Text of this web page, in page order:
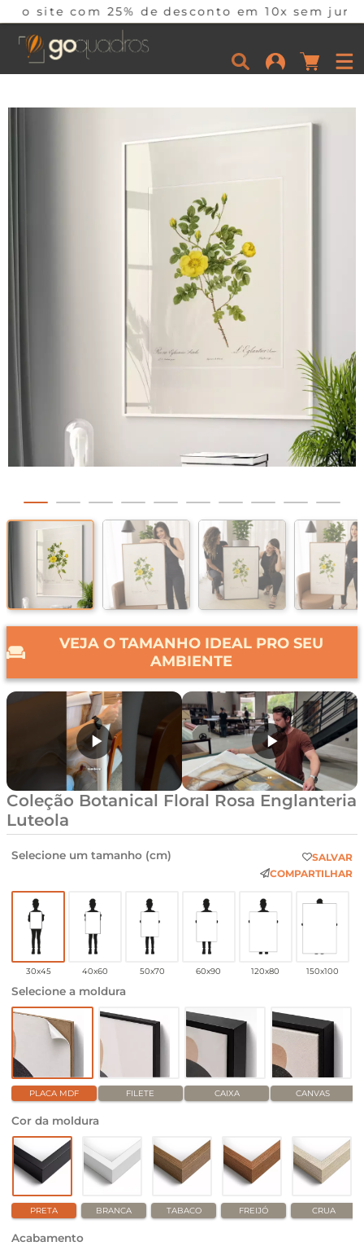
25% de desconto em 10x sem juros por
VEJA O TAMANHO IDEAL PRO SEU
AMBIENTE
Coleção Botanical Floral Rosa Englanteria
Luteola
Selecione um tamanho (cm)
SALVAR
COMPARTILHAR
30x45 40x60 50x70 60x90 120x80 150x100
Selecione a moldura
PLACA MDF FILETE CAIXA CANVAS
Cor da moldura
PRETA BRANCA TABACO FREIJÓ CRUA
Acabamento